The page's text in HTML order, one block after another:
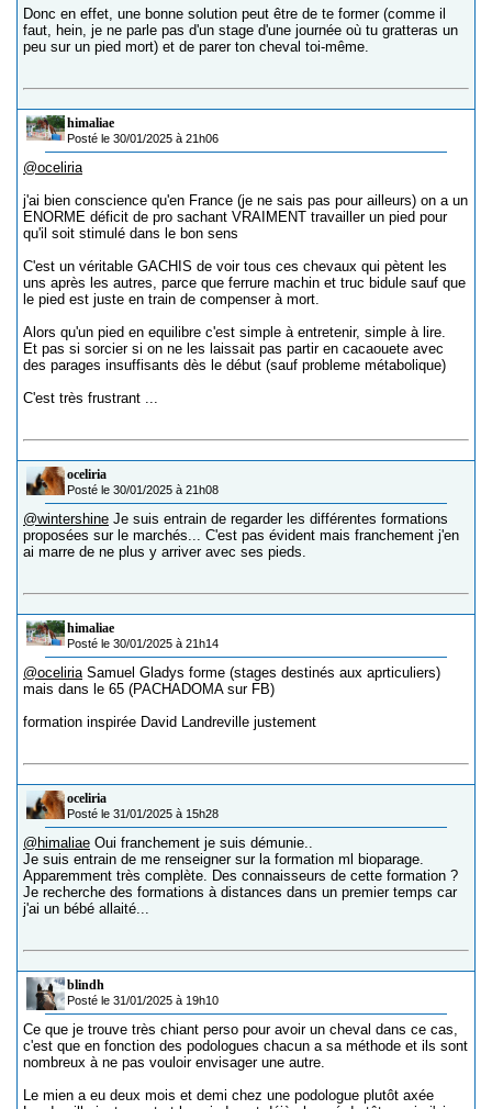
Donc en effet, une bonne solution peut être de te former (comme il
faut, hein, je ne parle pas d'un stage d'une journée où tu gratteras un
peu sur un pied mort) et de parer ton cheval toi-même.
himaliae
Posté le 30/01/2025 à 21h06
@oceliria
j'ai bien conscience qu'en France (je ne sais pas pour ailleurs) on a un
ENORME déficit de pro sachant VRAIMENT travailler un pied pour
qu'il soit stimulé dans le bon sens
C'est un véritable GACHIS de voir tous ces chevaux qui pètent les
uns après les autres, parce que ferrure machin et truc bidule sauf que
le pied est juste en train de compenser à mort.
Alors qu'un pied en equilibre c'est simple à entretenir, simple à lire.
Et pas si sorcier si on ne les laissait pas partir en cacaouete avec
des parages insuffisants dès le début (sauf probleme métabolique)
C'est très frustrant ...
oceliria
Posté le 30/01/2025 à 21h08
@wintershine Je suis entrain de regarder les différentes formations
proposées sur le marchés... C'est pas évident mais franchement j'en
ai marre de ne plus y arriver avec ses pieds.
himaliae
Posté le 30/01/2025 à 21h14
@oceliria Samuel Gladys forme (stages destinés aux aprticuliers)
mais dans le 65 (PACHADOMA sur FB)
formation inspirée David Landreville justement
oceliria
Posté le 31/01/2025 à 15h28
@himaliae Oui franchement je suis démunie..
Je suis entrain de me renseigner sur la formation ml bioparage.
Apparemment très complète. Des connaisseurs de cette formation ?
Je recherche des formations à distances dans un premier temps car
j'ai un bébé allaité...
blindh
Posté le 31/01/2025 à 19h10
Ce que je trouve très chiant perso pour avoir un cheval dans ce cas,
c'est que en fonction des podologues chacun a sa méthode et ils sont
nombreux à ne pas vouloir envisager une autre.
Le mien a eu deux mois et demi chez une podologue plutôt axée